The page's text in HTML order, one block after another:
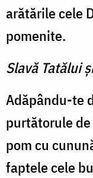
arătările cele
pomenite.
Slavă Tatălui
Adăpându-te
purtătorule
pom cu
faptele cele